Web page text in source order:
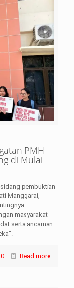
PMH
di Mulai
pembuktian
Manggarai,
masyarakat
serta ancaman
0 Read more